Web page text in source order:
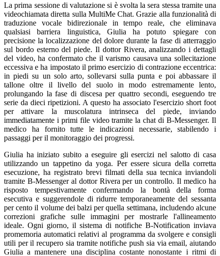
La prima sessione di valutazione si è svolta la sera stessa tramite una
videochiamata diretta sulla MultiMe Chat. Grazie alla funzionalità di
traduzione vocale bidirezionale in tempo reale, che eliminava
qualsiasi barriera linguistica, Giulia ha potuto spiegare con
precisione la localizzazione del dolore durante la fase di atterraggio
sul bordo esterno del piede. Il dottor Rivera, analizzando i dettagli
del video, ha confermato che il varismo causava una sollecitazione
eccessiva e ha impostato il primo esercizio di contrazione eccentrica:
in piedi su un solo arto, sollevarsi sulla punta e poi abbassare il
tallone oltre il livello del suolo in modo estremamente lento,
prolungando la fase di discesa per quattro secondi, eseguendo tre
serie da dieci ripetizioni. A questo ha associato l'esercizio short foot
per attivare la muscolatura intrinseca del piede, inviando
immediatamente i primi file video tramite la chat di B-Messenger. Il
medico ha fornito tutte le indicazioni necessarie, stabilendo i
passaggi per il monitoraggio dei progressi.
Giulia ha iniziato subito a eseguire gli esercizi nel salotto di casa
utilizzando un tappetino da yoga. Per essere sicura della corretta
esecuzione, ha registrato brevi filmati della sua tecnica inviandoli
tramite B-Messenger al dottor Rivera per un controllo. Il medico ha
risposto tempestivamente confermando la bontà della forma
esecutiva e suggerendole di ridurre temporaneamente del sessanta
per cento il volume dei balzi per quella settimana, includendo alcune
correzioni grafiche sulle immagini per mostrarle l'allineamento
ideale. Ogni giorno, il sistema di notifiche B-Notification inviava
promemoria automatici relativi al programma da svolgere e consigli
utili per il recupero sia tramite notifiche push sia via email, aiutando
Giulia a mantenere una disciplina costante nonostante i ritmi di